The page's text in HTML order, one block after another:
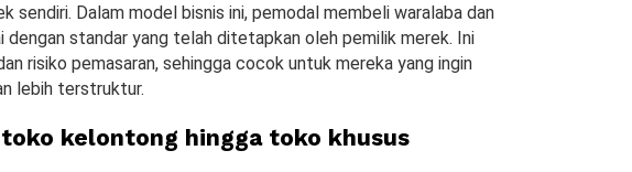
sendiri. Dalam model bisnis ini, pemodal membeli waralaba dan
dengan standar yang telah ditetapkan oleh pemilik merek. Ini
risiko pemasaran, sehingga cocok untuk mereka yang ingin
lebih terstruktur.
kelontong hingga toko khusus